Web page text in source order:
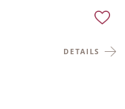
DETAILS